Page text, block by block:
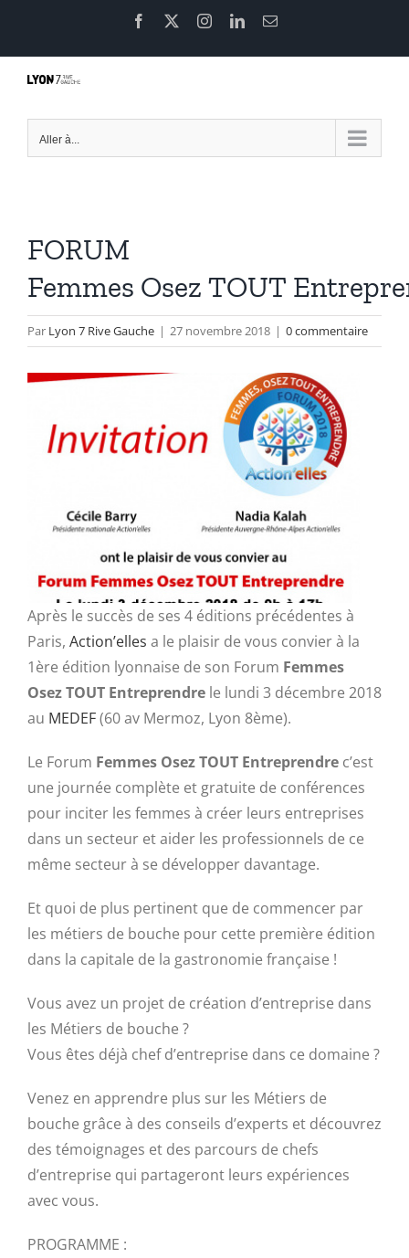
contenu
Facebook InstagramLinkedInEmail
Aller à...
FORUM
Femmes Osez TOUT
Par Lyon 7 Rive Gauche | 27 novembre 2018 | 0 commentaire
Après le succès de ses 4 éditions précédentes à
Paris, Action’elles a le plaisir de vous convier à la
1ère édition lyonnaise de son Forum Femmes
Osez TOUT Entreprendre le lundi 3 décembre 2018
au MEDEF(60 av Mermoz, Lyon 8ème).
Le Forum Femmes Osez TOUT Entreprendre c’est
une journée complète et gratuite de conférences
pour inciter les femmes à créer leurs entreprises
dans un secteur et aider les professionnels de ce
même secteur à se développer davantage.
Et quoi de plus pertinent que de commencer par
les métiers de bouche pour cette première édition
dans la capitale de la gastronomie française !
Vous avez un projet de création d’entreprise dans
les Métiers de bouche ?
Vous êtes déjà chef d’entreprise dans ce domaine ?
Venez en apprendre plus sur les Métiers de
bouche grâce à des conseils d’experts et découvrez
des témoignages et des parcours de chefs
d’entreprise qui partageront leurs expériences
avec vous.
PROGRAMME :